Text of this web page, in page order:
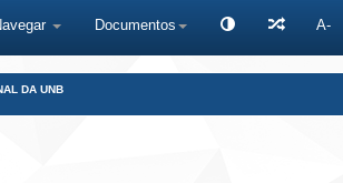
Documentos A-
DA UNB